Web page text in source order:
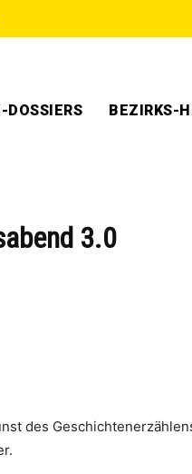
DOSSIERS BEZIRKS-
3.0
des